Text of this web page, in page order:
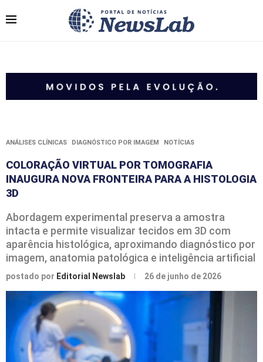
ANÁLISES CLÍNICAS DIAGNÓSTICO POR IMAGEM NOTÍCIAS
COLORAÇÃO VIRTUAL POR TOMOGRAFIA
INAUGURA NOVA FRONTEIRA PARA A HISTOLOGIA
3D
Abordagem experimental preserva a amostra
intacta e permite visualizar tecidos em 3D com
aparência histológica, aproximando diagnóstico por
imagem, anatomia patológica e inteligência artificial
postado por Editorial Newslab 26 de junho de 2026